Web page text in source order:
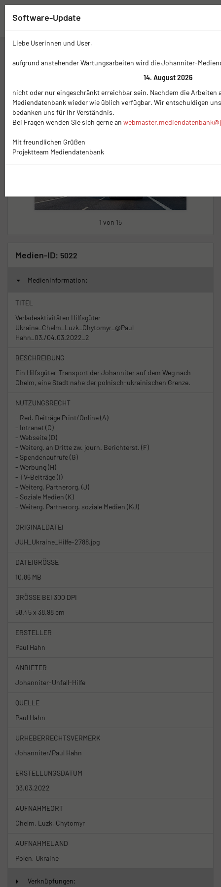
1 von 15
Medien-ID: 5022
Medieninformation:
TITEL
Verladeaktivitäten Hilfsgüter
Ukraine_Chelm_Luzk_Chytomyr_@Paul
Hahn_03./04.03.2022_2
BESCHREIBUNG
Ein Hilfsgüter-Transport der Johanniter auf dem Weg nach
Chelm, eine Stadt nahe der polnisch-ukrainischen Grenze.
NUTZUNGSRECHT
- Red. Beiträge Print/Online (A)
- Intranet (C)
- Webseite (D)
- Weiterg. an Dritte zw. journ. Berichterst. (F)
- Spendenaufrufe (G)
- Werbung (H)
- TV-Beiträge (I)
- Weiterg. Partnerorg. (J)
- Soziale Medien (K)
- Weiterg. Partnerorg. soziale Medien (KJ)
ORIGINALDATEI
JUH_Ukraine_Hilfe-2788.jpg
DATEIGRÖSSE
10.86 MB
GRÖSSE BEI 300 DPI
58.45 x 38.98 cm
ERSTELLER
Paul Hahn
ANBIETER
Johanniter-Unfall-Hilfe
QUELLE
Paul Hahn
URHEBERRECHTSVERMERK
Johanniter/Paul Hahn
ERSTELLUNGSDATUM
03.03.2022
AUFNAHMEORT
Chelm, Luzk, Chytomyr
AUFNAHMELAND
Polen, Ukraine
Verknüpfungen:
Software-Update
Liebe Userinnen und User,
aufgrund anstehender Wartungsarbeiten wird die Johanniter-
14. August 2026
nicht oder nur eingeschränkt erreichbar sein. Nachdem die Arbeiten
Mediendatenbank wieder wie üblich verfügbar. Wir entschuldigen
bedanken uns für Ihr Verständnis.
Bei Fragen wenden Sie sich gerne an
Mit freundlichen Grüßen
Projektteam Mediendatenbank